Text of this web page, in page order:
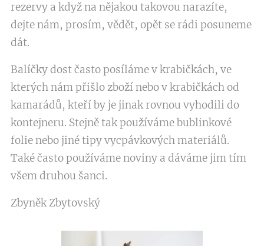
rezervy a když na nějakou takovou narazíte,
dejte nám, prosím, vědět, opět se rádi posuneme
dát.
Balíčky dost často posíláme v krabičkách, ve
kterých nám přišlo zboží nebo v krabičkách od
kamarádů, kteří by je jinak rovnou vyhodili do
kontejneru. Stejně tak používáme bublinkové
folie nebo jiné tipy vycpávkových materiálů.
Také často používáme noviny a dáváme jim tím
všem druhou šanci.
Zbyněk Zbytovský